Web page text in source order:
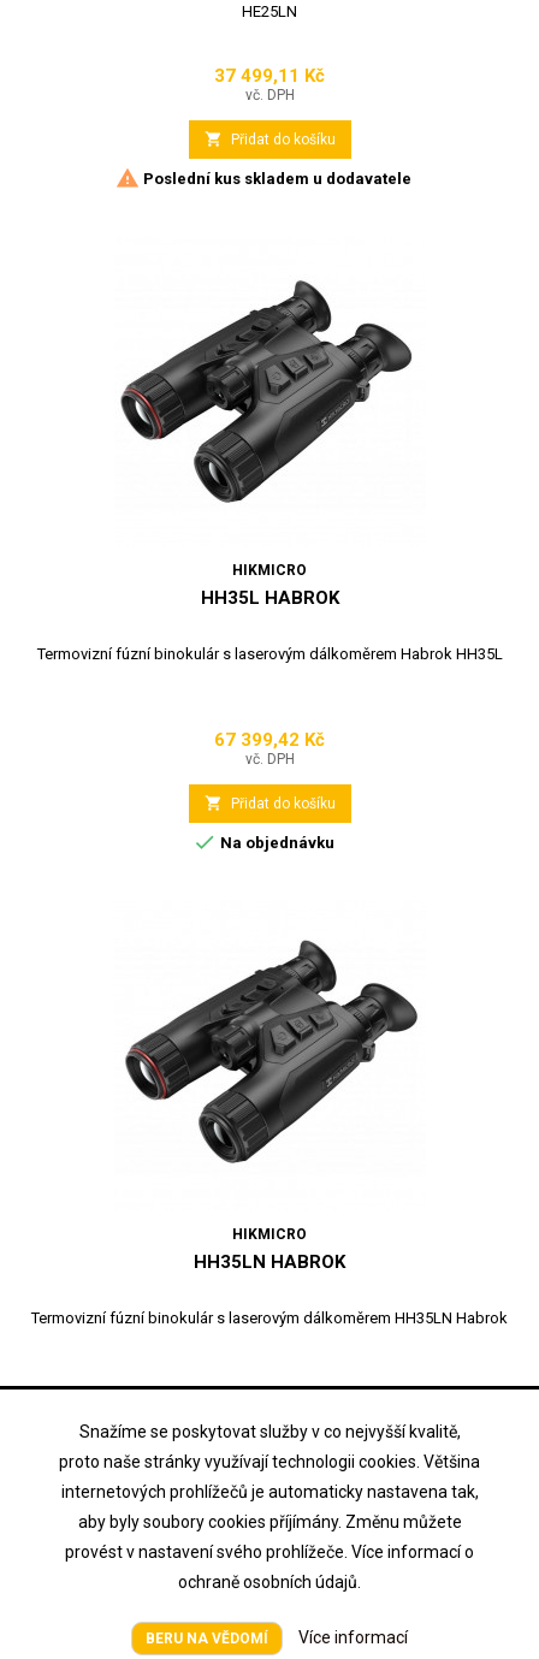
Snažíme se poskytovat služby v co nejvyšší kvalitě,
proto naše stránky využívají technologii cookies. Většina
internetových prohlížečů je automaticky nastavena tak,
aby byly soubory cookies příjímány. Změnu můžete
provést v nastavení svého prohlížeče. Více informací o
ochraně osobních údajů.
BERU NA VĚDOMÍ Více informací
HE25LN
Cena
37 499,11 Kč
vč. DPH
 Přidat do košíku
 Poslední kus skladem u dodavatele
HIKMICRO
HH35L HABROK
Termovizní fúzní binokulár s laserovým dálkoměrem Habrok HH35L
Cena
67 399,42 Kč
vč. DPH
 Přidat do košíku
 Na objednávku
HIKMICRO
HH35LN HABROK
Termovizní fúzní binokulár s laserovým dálkoměrem HH35LN Habrok
vč. DPH
 Přidat do košíku
 Na objednávku